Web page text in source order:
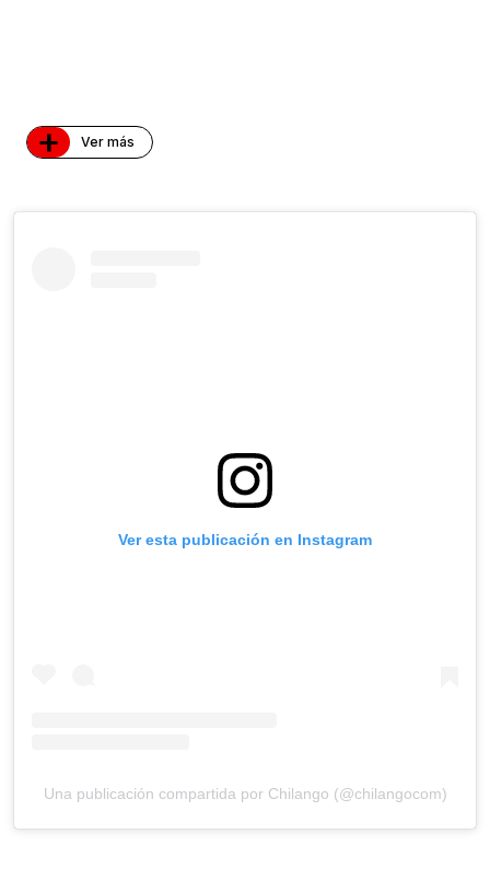
+ Ver más
Ver esta publicación en Instagram
Una publicación compartida por Chilango (@chilangocom)